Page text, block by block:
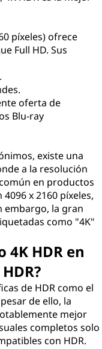
píxeles) ofrece
Full HD. Sus
oferta de
Blu-ray
existe una
a la resolución
en productos
x 2160 píxeles,
embargo, la gran
como "4K"
4K HDR en
de HDR como el
de ello, la
mejor
completos solo
con HDR.